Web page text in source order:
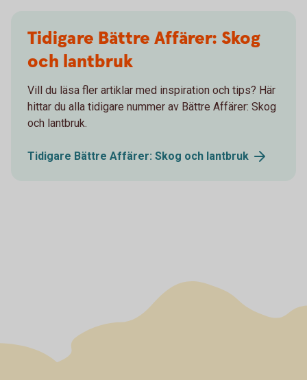
Tidigare Bättre Affärer: Skog
och lantbruk
Vill du läsa fler artiklar med inspiration och tips? Här
hittar du alla tidigare nummer av Bättre Affärer: Skog
och lantbruk.
Tidigare Bättre Affärer: Skog och lantbruk